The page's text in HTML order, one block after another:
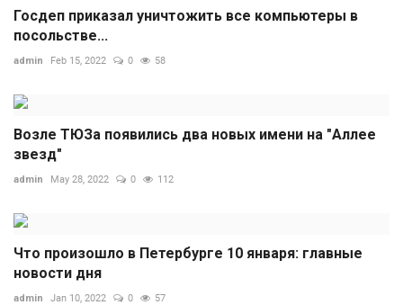
Госдеп приказал уничтожить все компьютеры в
посольстве...
admin Feb 15, 2022 0 58
Возле ТЮЗа появились два новых имени на "Аллее
звезд"
admin May 28, 2022 0 112
Что произошло в Петербурге 10 января: главные
новости дня
admin Jan 10, 2022 0 57